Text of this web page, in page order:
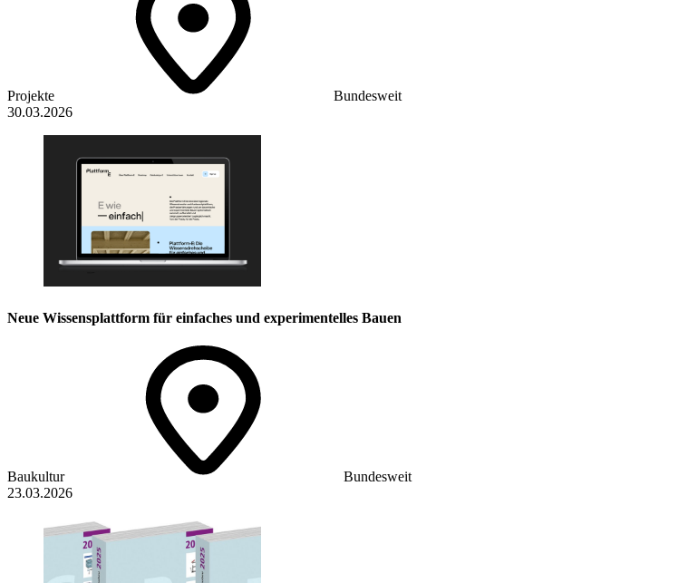
Projekte
Bundesweit
30.03.2026
Neue Wissensplattform für einfaches und experimentelles Bauen
Baukultur
Bundesweit
23.03.2026